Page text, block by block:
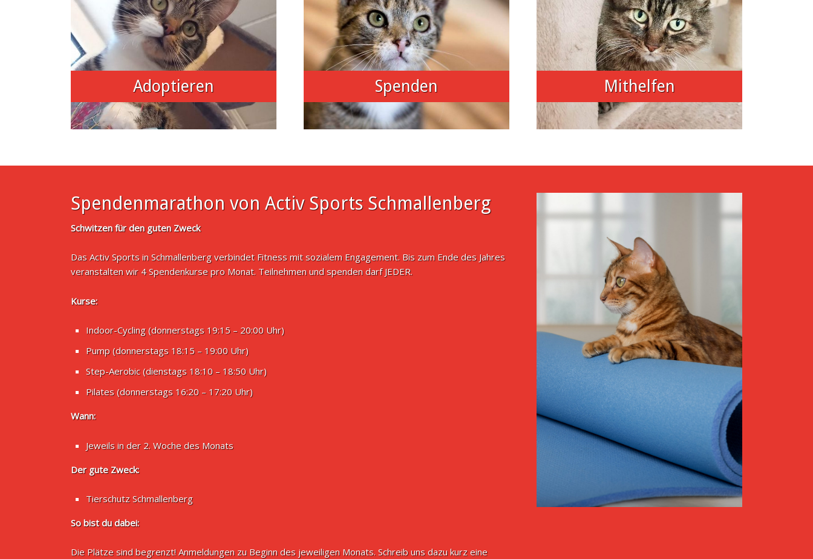
Adoptieren Spenden Mithelfen
Spendenmarathon von Activ Sports Schmallenberg
Schwitzen für den guten Zweck
Das Activ Sports in Schmallenberg verbindet Fitness mit sozialem Engagement. Bis zum Ende des Jahres
veranstalten wir 4 Spendenkurse pro Monat. Teilnehmen und spenden darf JEDER.
Kurse:
Indoor-Cycling (donnerstags 19:15 – 20:00 Uhr)
Pump (donnerstags 18:15 – 19:00 Uhr)
Step-Aerobic (dienstags 18:10 – 18:50 Uhr)
Pilates (donnerstags 16:20 – 17:20 Uhr)
Wann:
Jeweils in der 2. Woche des Monats
Der gute Zweck:
Tierschutz Schmallenberg
So bist du dabei:
Die Plätze sind begrenzt! Anmeldungen zu Beginn des jeweiligen Monats. Schreib uns dazu kurz eine